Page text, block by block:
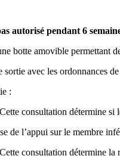
autorisé pendant 6
botte amovible permettant
sortie avec les ordonnances
:
consultation détermine si
de l’appui sur le membre
consultation détermine la